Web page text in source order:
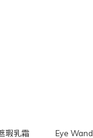
瑕乳霜 Eye